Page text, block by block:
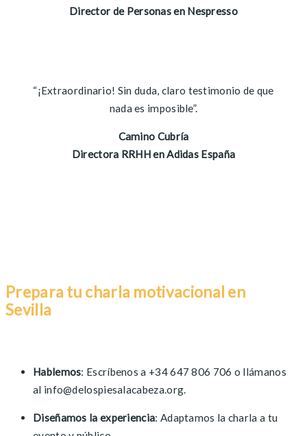
Director de Personas en Nespresso
“¡Extraordinario! Sin duda, claro testimonio de que
nada es imposible”.
Camino Cubría
Directora RRHH en Adidas España
Prepara tu charla motivacional en
Sevilla
Hablemos: Escríbenos a +34 647 806 706 o llámanos
al info@delospiesalacabeza.org.
Diseñamos la experiencia: Adaptamos la charla a tu